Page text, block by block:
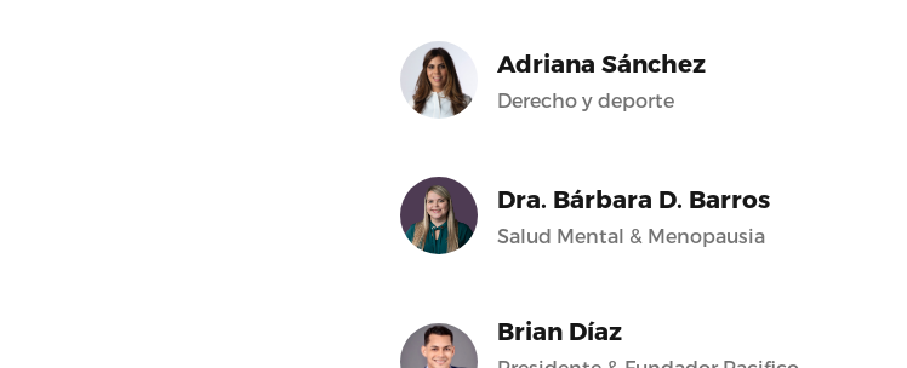
Adriana Sánchez
Derecho y deporte
Dra. Bárbara D. Barros
Salud Mental & Menopausia
Brian Díaz